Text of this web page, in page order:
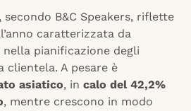
B&C Speakers, riflette
caratterizzata da
pianificazione degli
clientela. A pesare è
asiatico, in calo del 42,2%
, mentre crescono in modo